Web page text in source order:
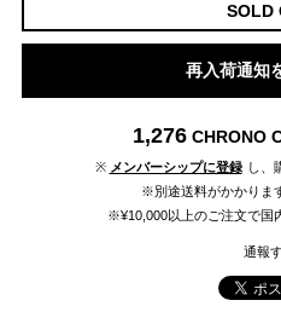
SOLD
再入荷通知
1,276 CHRONO
※ メンバーシップに登録 し、
※別途送料がかかりま
※¥10,000以上のご注文で国
通報